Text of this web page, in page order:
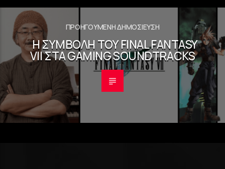
ΠΡΟΗΓΟΎΜΕΝΗ ΔΗΜΟΣΊΕΥΣΗ
Η ΣΥΜΒΟΛΉ ΤΟΥ FINAL FANTASY
VII ΣΤΑ GAMING SOUNDTRACKS